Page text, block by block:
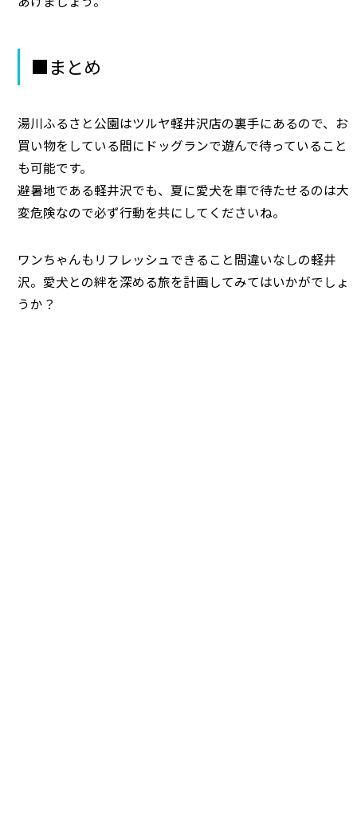
■まとめ
湯川ふるさと公園はツルヤ軽井沢店の裏手にあるので、お
買い物をしている間にドッグランで遊んで待っていること
も可能です。
避暑地である軽井沢でも、夏に愛犬を車で待たせるのは大
変危険なので必ず行動を共にしてくださいね。
ワンちゃんもリフレッシュできること間違いなしの軽井
沢。愛犬との絆を深める旅を計画してみてはいかがでしょ
うか？